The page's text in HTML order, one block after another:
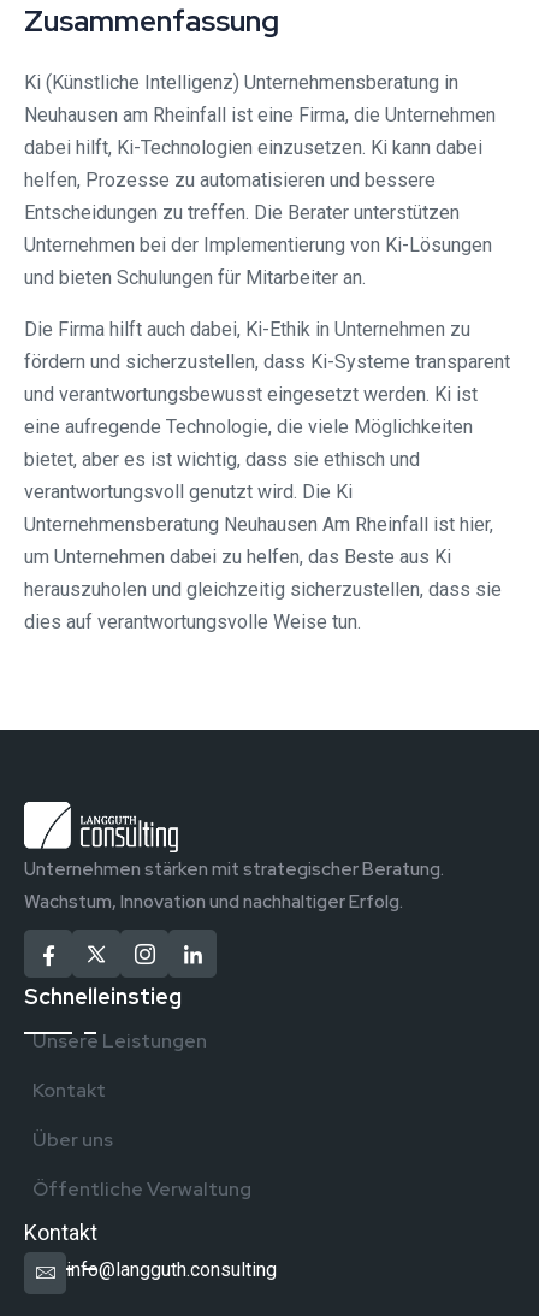
Zusammenfassung
Ki (Künstliche Intelligenz) Unternehmensberatung in
Neuhausen am Rheinfall ist eine Firma, die Unternehmen
dabei hilft, Ki-Technologien einzusetzen. Ki kann dabei
helfen, Prozesse zu automatisieren und bessere
Entscheidungen zu treffen. Die Berater unterstützen
Unternehmen bei der Implementierung von Ki-Lösungen
und bieten Schulungen für Mitarbeiter an.
Die Firma hilft auch dabei, Ki-Ethik in Unternehmen zu
fördern und sicherzustellen, dass Ki-Systeme transparent
und verantwortungsbewusst eingesetzt werden. Ki ist
eine aufregende Technologie, die viele Möglichkeiten
bietet, aber es ist wichtig, dass sie ethisch und
verantwortungsvoll genutzt wird. Die Ki
Unternehmensberatung Neuhausen Am Rheinfall ist hier,
um Unternehmen dabei zu helfen, das Beste aus Ki
herauszuholen und gleichzeitig sicherzustellen, dass sie
dies auf verantwortungsvolle Weise tun.
Unternehmen stärken mit strategischer Beratung.
Wachstum, Innovation und nachhaltiger Erfolg.
Schnelleinstieg
Unsere Leistungen
Kontakt
Über uns
Öffentliche Verwaltung
Kontakt
info@langguth.consulting